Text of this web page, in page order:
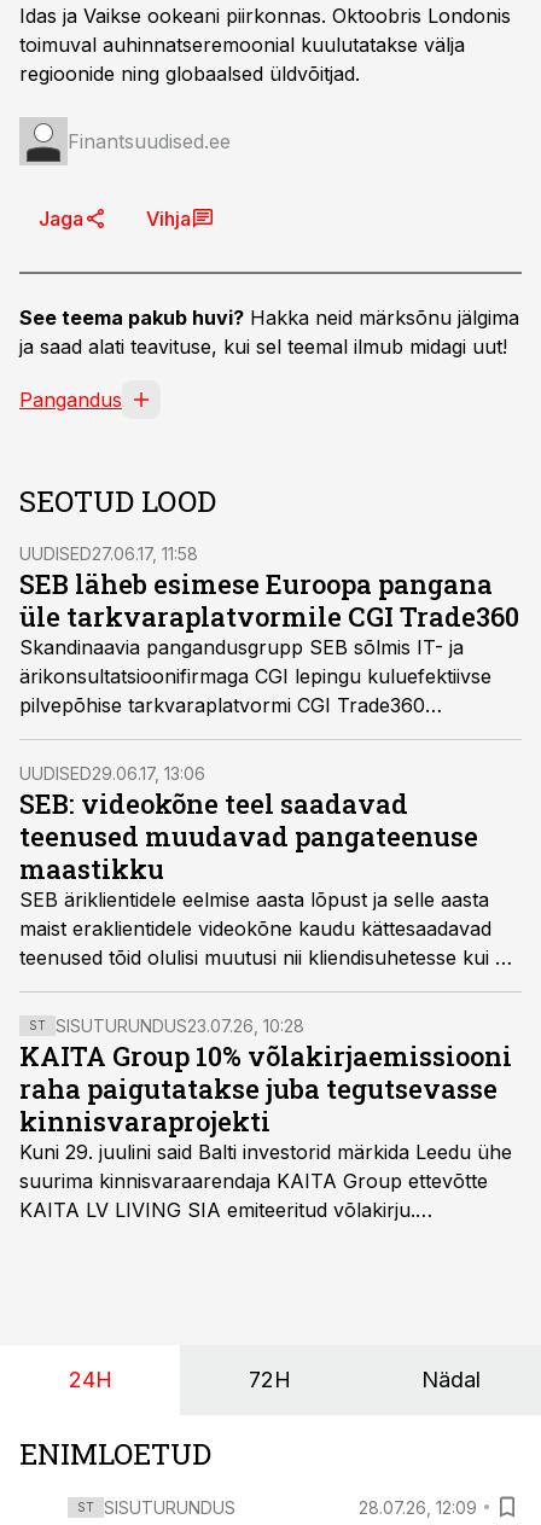
Idas ja Vaikse ookeani piirkonnas. Oktoobris Londonis
toimuval auhinnatseremoonial kuulutatakse välja
regioonide ning globaalsed üldvõitjad.
Finantsuudised.ee
Jaga Vihja
See teema pakub huvi? Hakka neid märksõnu jälgima
ja saad alati teavituse, kui sel teemal ilmub midagi uut!
Pangandus
SEOTUD LOOD
UUDISED27.06.17, 11:58
SEB läheb esimese Euroopa pangana
üle tarkvaraplatvormile CGI Trade360
Skandinaavia pangandusgrupp SEB sõlmis IT- ja
ärikonsultatsioonifirmaga CGI lepingu kuluefektiivse
pilvepõhise tarkvaraplatvormi CGI Trade360
kasutuselevõtuks.
UUDISED29.06.17, 13:06
SEB: videokõne teel saadavad
teenused muudavad pangateenuse
maastikku
SEB äriklientidele eelmise aasta lõpust ja selle aasta
maist eraklientidele videokõne kaudu kättesaadavad
teenused tõid olulisi muutusi nii kliendisuhetesse kui ka
panga igapäevatöösse.
ST SISUTURUNDUS23.07.26, 10:28
KAITA Group 10% võlakirjaemissiooni
raha paigutatakse juba tegutsevasse
kinnisvaraprojekti
Kuni 29. juulini said Balti investorid märkida Leedu ühe
suurima kinnisvaraarendaja KAITA Group ettevõtte
KAITA LV LIVING SIA emiteeritud võlakirju.
24H 72H Nädal
ENIMLOETUD
ST SISUTURUNDUS 28.07.26, 12:09